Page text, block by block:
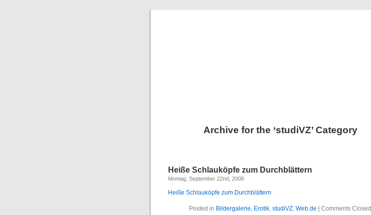
Archive for the ‘studiVZ’ Category
Heiße Schlauköpfe zum Durchblättern
Montag, September 22nd, 2008
Heiße Schlauköpfe zum Durchblättern
Posted in Bildergalerie, Erotik, studiVZ, Web.de Comments Closed